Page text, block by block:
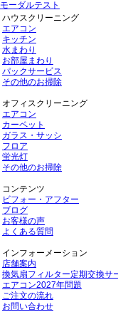
モーダルテスト
ハウスクリーニング
エアコン
キッチン
水まわり
お部屋まわり
パックサービス
その他のお掃除
オフィスクリーニング
エアコン
カーペット
ガラス・サッシ
フロア
蛍光灯
その他のお掃除
コンテンツ
ビフォー・アフター
ブログ
お客様の声
よくある質問
インフォーメーション
店舗案内
換気扇フィルター定期交換サ
エアコン2027年問題
ご注文の流れ
お問い合わせ